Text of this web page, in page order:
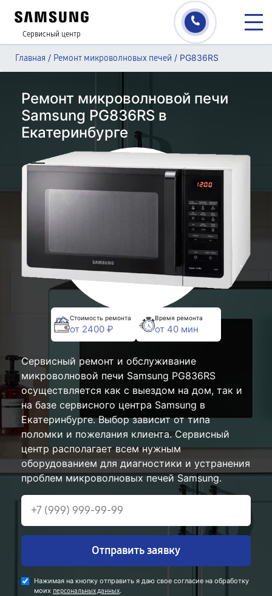
Сервисный центр
Главная / Ремонт микроволновых печей / PG836RS
Ремонт микроволновой печи
Samsung PG836RS в
Екатеринбурге
Стоимость ремонта
от 2400 ₽
Время ремонта
от 40 мин
Сервисный ремонт и обслуживание
микроволновой печи Samsung PG836RS
осуществляется как с выездом на дом, так и
на базе сервисного центра Samsung в
Екатеринбурге. Выбор зависит от типа
поломки и пожелания клиента. Сервисный
центр располагает всем нужным
оборудованием для диагностики и устранения
проблем микроволновых печей Samsung.
Отправить заявку
Нажимая на кнопку отправить я даю свое согласие на обработку
моих персональных данных.